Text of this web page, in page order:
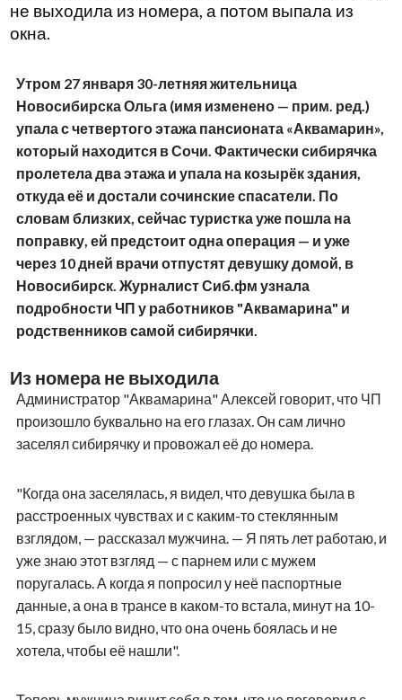
не выходила из номера, а потом выпала из
окна.
Утром 27 января 30-летняя жительница
Новосибирска Ольга (имя изменено — прим. ред.)
упала с четвертого этажа пансионата «Аквамарин»,
который находится в Сочи. Фактически сибирячка
пролетела два этажа и упала на козырёк здания,
откуда её и достали сочинские спасатели. По
словам близких, сейчас туристка уже пошла на
поправку, ей предстоит одна операция — и уже
через 10 дней врачи отпустят девушку домой, в
Новосибирск. Журналист Сиб.фм узнала
подробности ЧП у работников "Аквамарина" и
родственников самой сибирячки.
Из номера не выходила
Администратор "Аквамарина" Алексей говорит, что ЧП
произошло буквально на его глазах. Он сам лично
заселял сибирячку и провожал её до номера.
"Когда она заселялась, я видел, что девушка была в
расстроенных чувствах и с каким-то стеклянным
взглядом, — рассказал мужчина. — Я пять лет работаю, и
уже знаю этот взгляд — с парнем или с мужем
поругалась. А когда я попросил у неё паспортные
данные, а она в трансе в каком-то встала, минут на 10-
15, сразу было видно, что она очень боялась и не
хотела, чтобы её нашли".